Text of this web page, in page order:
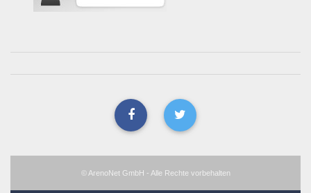
© ArenoNet GmbH - Alle Rechte vorbehalten